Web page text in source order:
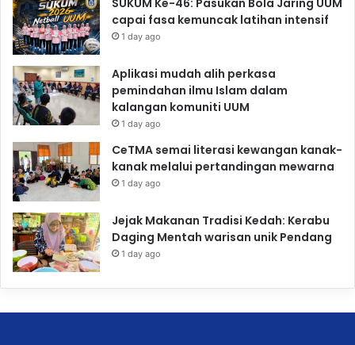
SUKUM Ke-46: Pasukan Bola Jaring UUM
capai fasa kemuncak latihan intensif
1 day ago
Aplikasi mudah alih perkasa
pemindahan ilmu Islam dalam
kalangan komuniti UUM
1 day ago
CeTMA semai literasi kewangan kanak-
kanak melalui pertandingan mewarna
1 day ago
Jejak Makanan Tradisi Kedah: Kerabu
Daging Mentah warisan unik Pendang
1 day ago